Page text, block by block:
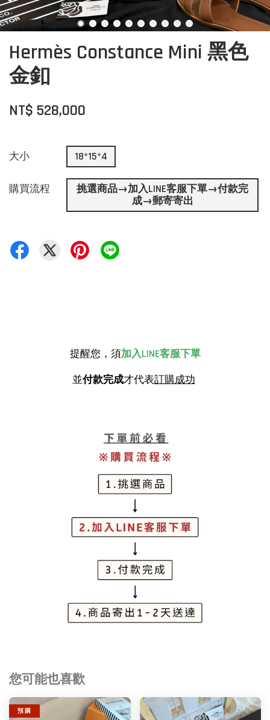
Hermès Constance Mini 黑色
金釦
NT$ 528,000
大小 18*15*4
購買流程
挑選商品→加入LINE客服下單→付款完
成→郵寄寄出
提醒您，須加入LINE客服下單
並付款完成才代表訂購成功
您可能也喜歡
預 購